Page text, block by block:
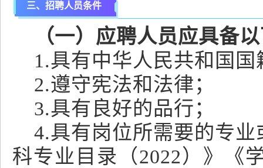
三、招聘人员条件
（一）应聘人员应具备
1.具有中华人民共和国国
2.遵守宪法和法律；
3.具有良好的品行；
4.具有岗位所需要的专
科专业目录（2022）》《